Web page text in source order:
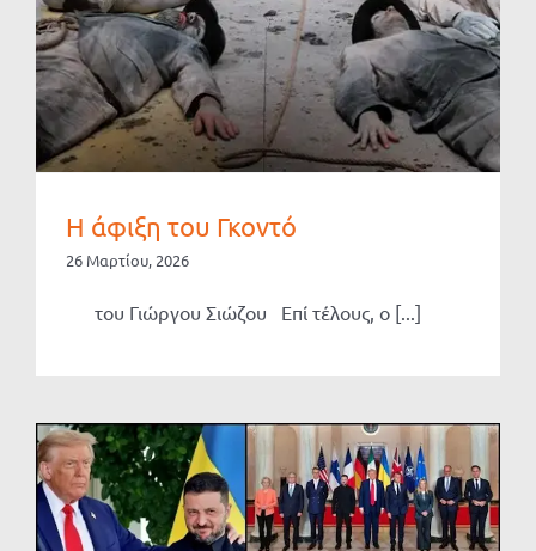
Η άφιξη του Γκοντό
26 Μαρτίου, 2026
του Γιώργου Σιώζου Επί τέλους, ο [...]